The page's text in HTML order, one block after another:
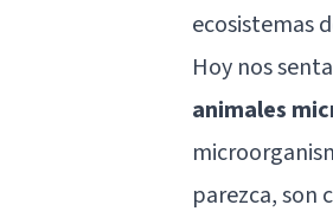
ecosistemas
Hoy nos
animales
parezca, son